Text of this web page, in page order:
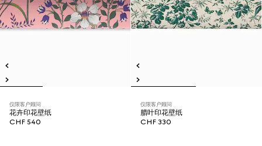
仅限客户顾问
花卉印花壁纸
CHF 540
仅限客户顾问
腊叶印花壁纸
CHF 330